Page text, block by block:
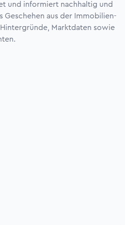
und informiert nachhaltig und
Geschehen aus der Immobilien-
Marktdaten sowie